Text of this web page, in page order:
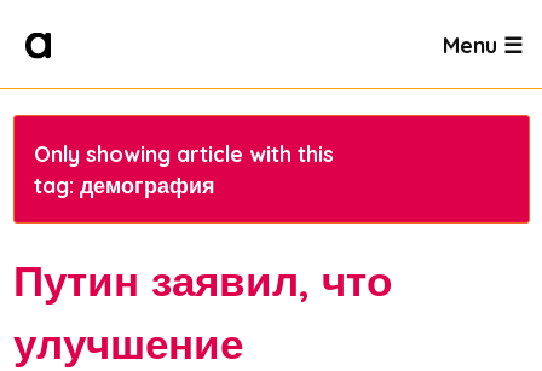
Menu ☰
Only showing article with this
tag: демография
Путин заявил, что
улучшение